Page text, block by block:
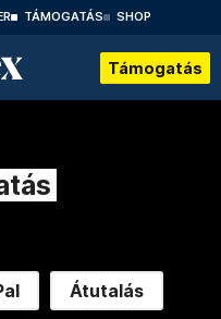
TÁMOGATÁS SHOP
Támogatás
Átutalás